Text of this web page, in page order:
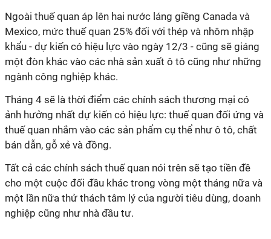
Ngoài thuế quan áp lên hai nước láng giềng Canada và
Mexico, mức thuế quan 25% đối với thép và nhôm nhập
khẩu - dự kiến có hiệu lực vào ngày 12/3 - cũng sẽ giáng
một đòn khác vào các nhà sản xuất ô tô cũng như những
ngành công nghiệp khác.
Tháng 4 sẽ là thời điểm các chính sách thương mại có
ảnh hưởng nhất dự kiến có hiệu lực: thuế quan đối ứng và
thuế quan nhắm vào các sản phẩm cụ thể như ô tô, chất
bán dẫn, gỗ xẻ và đồng.
Tất cả các chính sách thuế quan nói trên sẽ tạo tiền đề
cho một cuộc đối đầu khác trong vòng một tháng nữa và
một lần nữa thử thách tâm lý của người tiêu dùng, doanh
nghiệp cũng như nhà đầu tư.